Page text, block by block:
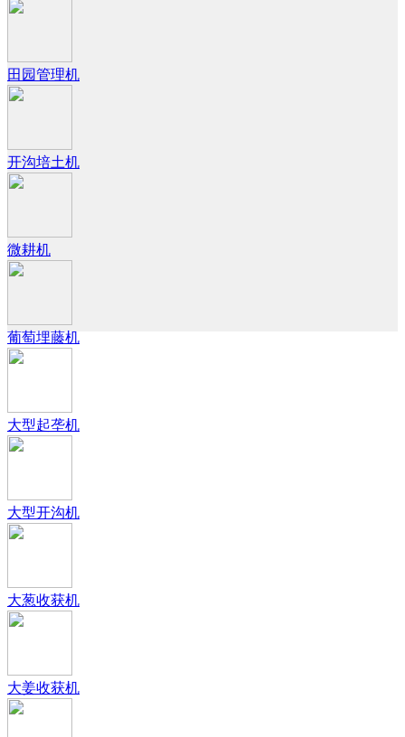
田园管理机
开沟培土机
微耕机
葡萄埋藤机
大型起垄机
大型开沟机
大葱收获机
大姜收获机